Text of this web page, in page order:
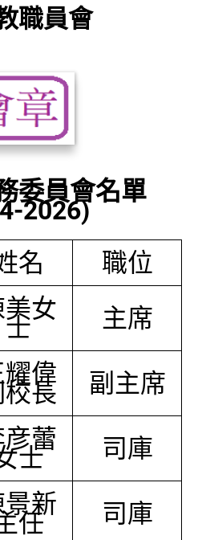
職員會
委員會名單
2026)
名
職位
美女
士 主席
偉
長 副主席
蕾
士 司庫
景新
任 司庫